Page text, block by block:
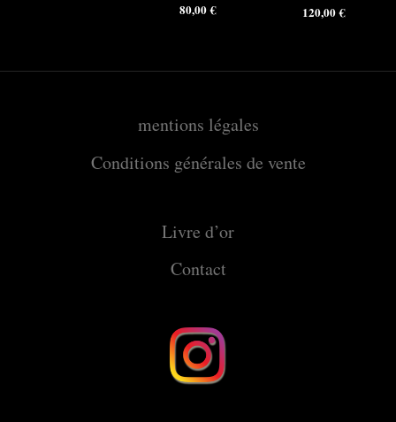
80,00€
120,00€
mentions légales
Conditions générales de vente
Livre d’or
Contact